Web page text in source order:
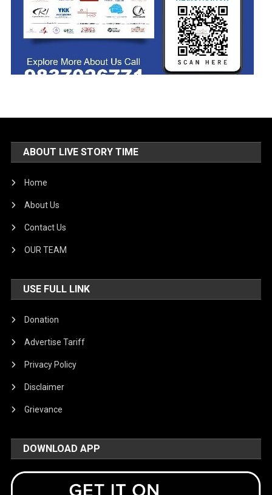
ABOUT LIVE STORY TIME
Home
About Us
Contact Us
OUR TEAM
USE FULL LINK
Donation
Advertise Tariff
Privacy Policy
Disclaimer
Grievance
DOWNLOAD APP